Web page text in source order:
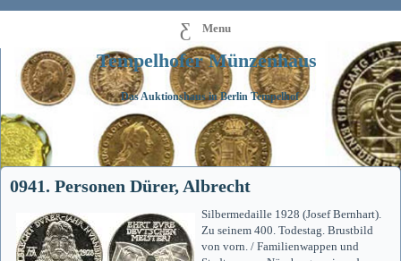
Menu
Tempelhofer Münzenhaus
Das Auktionshaus in Berlin Tempelhof
0941. Personen Dürer, Albrecht
Silbermedaille 1928 (Josef Bernhart).
Zu seinem 400. Todestag. Brustbild
von vorn. / Familienwappen und